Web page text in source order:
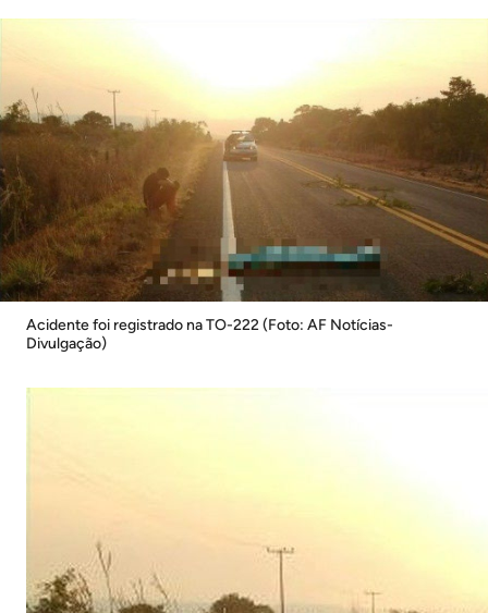
Acidente foi registrado na TO-222 (Foto: AF Notícias-
Divulgação)